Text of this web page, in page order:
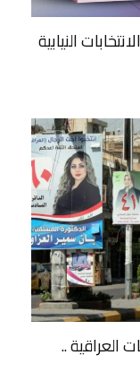
النيابية
العراقية ..